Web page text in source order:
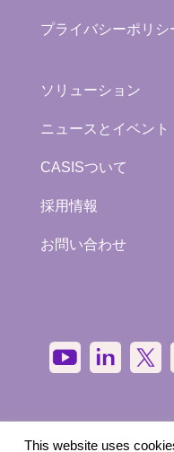
プライバシーポリシ
ソリューション
ニュースとイベント
CASISついて
採用情報
お問い合わせ
This website uses